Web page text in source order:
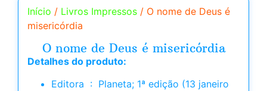
Início / Livros Impressos / O nome de Deus é
misericórdia
O nome de Deus é misericórdia
Detalhes do produto:
Editora ‏ : ‎ Planeta; 1ª edição (13 janeiro